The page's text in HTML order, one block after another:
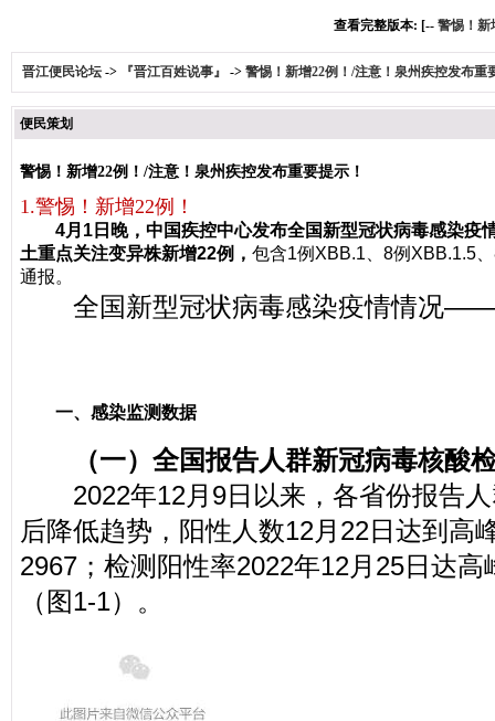
查看完整版本: [-- 警惕！新
晋江便民论坛 -> 『晋江百姓说事』 -> 警惕！新增22例！/注意！泉州疾控发布重
便民策划
警惕！新增22例！/注意！泉州疾控发布重要提示！
1.警惕！新增22例！
4月1日晚，中国疾控中心发布全国新型冠状病毒感染疫
土重点关注变异株新增22例， 包含1例XBB.1、8例XBB.1.5
通报。
全国新型冠状病毒感染疫情情况
一、感染监测数据
（一）全国报告人群新冠病毒核酸
2022年12月9日以来，各省份报告人
后降低趋势，阳性人数12月22日达到高
2967；检测阳性率2022年12月25日达
（图1-1）。